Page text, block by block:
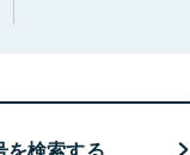
を検索する